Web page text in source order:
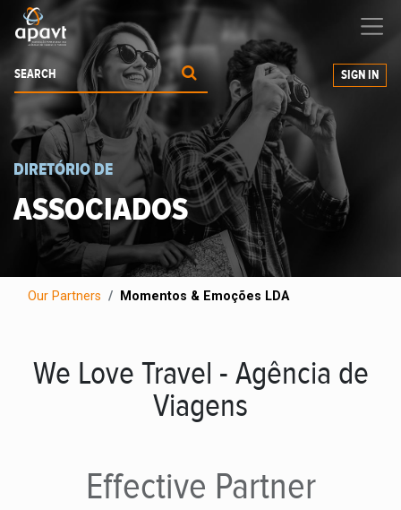
grow your business
SIGN IN
DIRETÓRIO DE
ASSOCIADOS
Our Partners Momentos & Emoções LDA
We Love Travel - Agência de
Viagens
Effective Partner